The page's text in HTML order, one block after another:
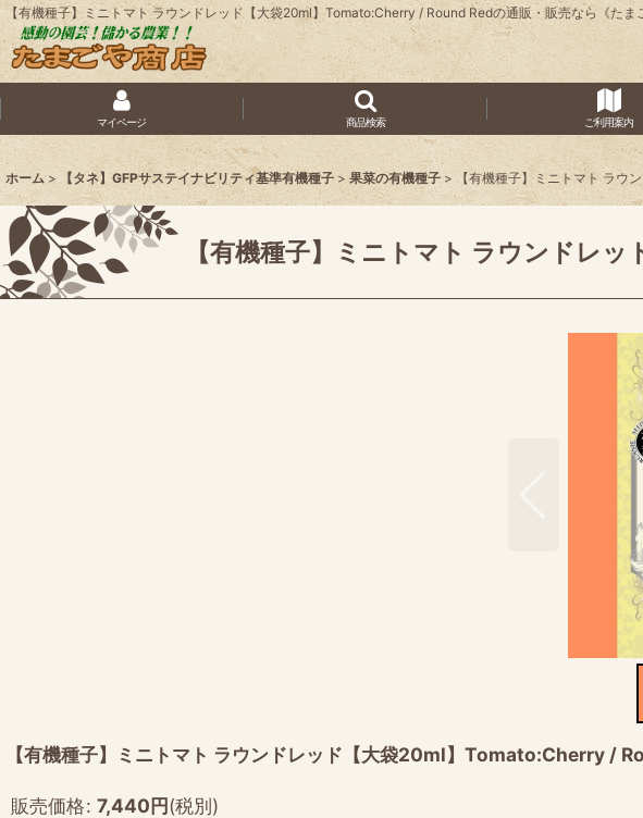
【有機種子】ミニトマト ラウンドレッド【大袋20ml】Tomato:Cherry / Round Redの通販・販売なら《たま
マイページ 商品検索 ご利用案内
ホーム > 【タネ】GFPサステイナビリティ基準有機種子 > 果菜の有機種子 > 【有機種子】ミニトマト ラウ
【有機種子】ミニトマト ラウンドレ
【有機種子】ミニトマト ラウンドレッド【大袋20ml】Tomato:Cherry /
販売価格: 7,440円(税別)